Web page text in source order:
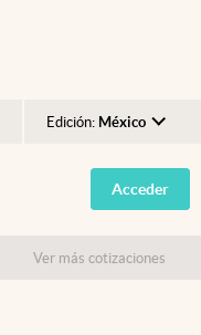
Edición: México
Argentina
España
USA
Acceder
Ver más cotizaciones